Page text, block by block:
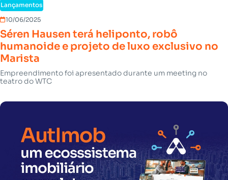
Lançamentos
10/06/2025
Séren Hausen terá heliponto, robô
humanoide e projeto de luxo exclusivo no
Marista
Empreendimento foi apresentado durante um meeting no
teatro do WTC